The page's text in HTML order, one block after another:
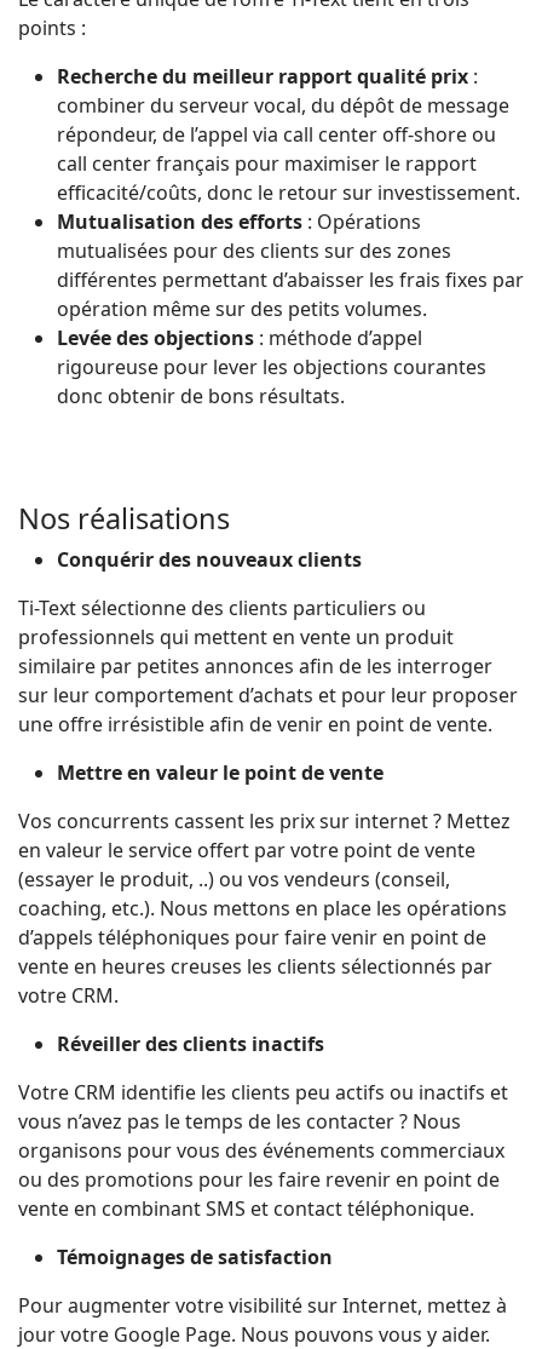
points :
Recherche du meilleur rapport qualité prix :
combiner du serveur vocal, du dépôt de message
répondeur, de l’appel via call center off-shore ou
call center français pour maximiser le rapport
efficacité/coûts, donc le retour sur investissement.
Mutualisation des efforts : Opérations
mutualisées pour des clients sur des zones
différentes permettant d’abaisser les frais fixes par
opération même sur des petits volumes.
Levée des objections : méthode d’appel
rigoureuse pour lever les objections courantes
donc obtenir de bons résultats.
Nos réalisations
Conquérir des nouveaux clients
Ti-Text sélectionne des clients particuliers ou
professionnels qui mettent en vente un produit
similaire par petites annonces afin de les interroger
sur leur comportement d’achats et pour leur proposer
une offre irrésistible afin de venir en point de vente.
Mettre en valeur le point de vente
Vos concurrents cassent les prix sur internet ? Mettez
en valeur le service offert par votre point de vente
(essayer le produit, ..) ou vos vendeurs (conseil,
coaching, etc.). Nous mettons en place les opérations
d’appels téléphoniques pour faire venir en point de
vente en heures creuses les clients sélectionnés par
votre CRM.
Réveiller des clients inactifs
Votre CRM identifie les clients peu actifs ou inactifs et
vous n’avez pas le temps de les contacter ? Nous
organisons pour vous des événements commerciaux
ou des promotions pour les faire revenir en point de
vente en combinant SMS et contact téléphonique.
Témoignages de satisfaction
Pour augmenter votre visibilité sur Internet, mettez à
jour votre Google Page. Nous pouvons vous y aider.